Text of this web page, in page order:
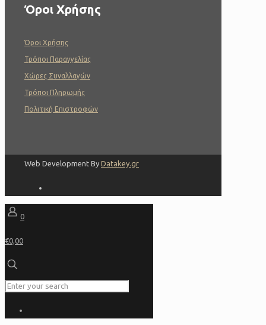
Όροι Χρήσης
Όροι Χρήσης
Τρόποι Παραγγελίας
Χώρες Συναλλαγών
Τρόποι Πληρωμής
Πολιτική Επιστροφών
Web Development By Datakey.gr
0
€0,00